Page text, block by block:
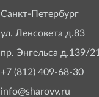
Санкт-Петербург
ул. Ленсовета д.83
пр. Энгельса д.139/21
+7 (812) 409-68-30
info@sharovv.ru